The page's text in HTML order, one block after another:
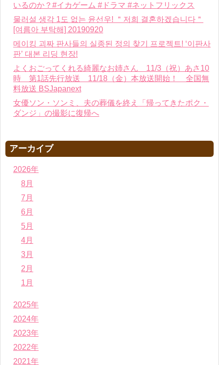
いるのか？#イカゲーム #ドラマ #ネットフリックス
물러설 생각 1도 없는 윤선우! ＂저희 결혼하겠습니다＂
[여름아 부탁해] 20190920
메이킹 괴짜 판사들의 실종된 정의 찾기 프로젝트! ‘이판사
판’ 대본 리딩 현장!
よくおごってくれる綺麗なお姉さん 11/3（祝）あさ10
時 第1話先行放送 11/18（金）本放送開始！ 全国無
料放送 BSJapanext
女優ソン・ソンミ、夫の葬儀を終え「帰ってきたポク・
ダンジ」の撮影に復帰へ
アーカイブ
2026年
8月
7月
6月
5月
4月
3月
2月
1月
2025年
2024年
2023年
2022年
2021年